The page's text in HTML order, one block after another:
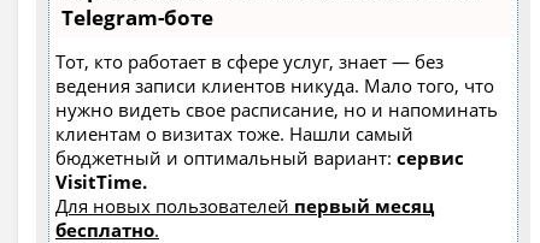
Telegram-боте
Тот, кто работает в сфере услуг, знает — без
ведения записи клиентов никуда. Мало того, что
нужно видеть свое расписание, но и напоминать
клиентам о визитах тоже. Нашли самый
бюджетный и оптимальный вариант: сервис
VisitTime.
Для новых пользователей первый месяц
бесплатно.